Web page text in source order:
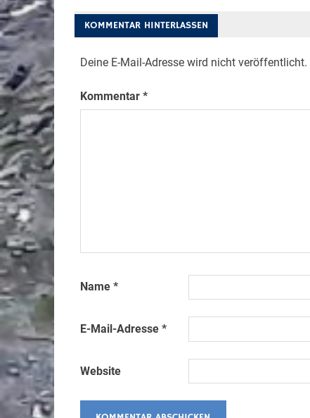
KOMMENTAR HINTERLASSEN
Deine E-Mail-Adresse wird nicht veröffentlicht.
Kommentar *
Name *
E-Mail-Adresse *
Website